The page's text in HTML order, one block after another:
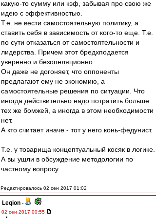
какую-то сумму или кэф, забывая про свою же
идею с эффективностью.
Т.е. не вести самостоятельную политику, а
ставить себя в зависимость от кого-то еще. Т.е.
по сути отказаться от самостоятельности и
лидерства. Причем этот бредхподается
уверенно и безопеляционно.
Он даже не догоняет, что оппоненты
предлагают ему не экономию, а
самостоятельные решения по ситуации. Что
иногда действительно надо потратить больше
тех же бомжей, а иногда в этом необходимости
нет.
А кто считает иначе - тот у него конь-федунист.
Т.е. у товарища концептуальный косяк в логике.
А вы ушли в обсуждение методологии по
частному вопросу.
Редактировалось 02 сен 2017 01:02
Leqion -
02 сен 2017 00:55